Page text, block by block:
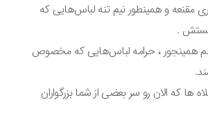
و همینطور نیم تنه لباس‌هایی که
.
همینجور ، حرامه لباس‌هایی که مخصوص
ها که الان رو سر بعضی از شما بزرگواران